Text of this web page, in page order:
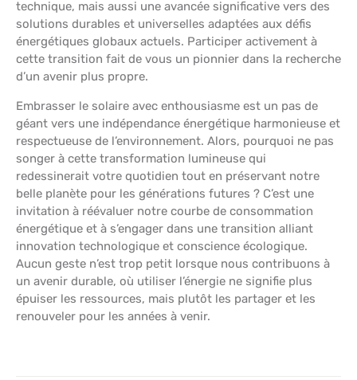
technique, mais aussi une avancée significative vers des
solutions durables et universelles adaptées aux défis
énergétiques globaux actuels. Participer activement à
cette transition fait de vous un pionnier dans la recherche
d’un avenir plus propre.
Embrasser le solaire avec enthousiasme est un pas de
géant vers une indépendance énergétique harmonieuse et
respectueuse de l’environnement. Alors, pourquoi ne pas
songer à cette transformation lumineuse qui
redessinerait votre quotidien tout en préservant notre
belle planète pour les générations futures ? C’est une
invitation à réévaluer notre courbe de consommation
énergétique et à s’engager dans une transition alliant
innovation technologique et conscience écologique.
Aucun geste n’est trop petit lorsque nous contribuons à
un avenir durable, où utiliser l’énergie ne signifie plus
épuiser les ressources, mais plutôt les partager et les
renouveler pour les années à venir.